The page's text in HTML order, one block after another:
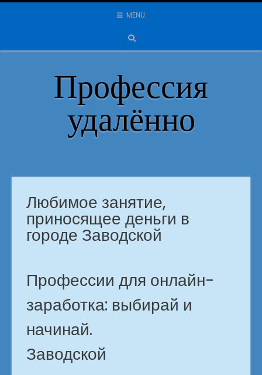
Skip
MENU
Профессия
удалённо
Любимое занятие,
приносящее деньги в
городе Заводской
Профессии для онлайн-
заработка: выбирай и
начинай.
Заводской